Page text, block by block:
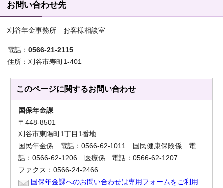
お問い合わせ先
刈谷年金事務所 お客様相談室
電話： 0566-21-2115
住所：刈谷市寿町1-401
このページに関するお問い合わせ
国保年金課
〒448-8501
刈谷市東陽町1丁目1番地
国民年金係 電話：0566-62-1011 国民健康保険係 電
話：0566-62-1206 医療係 電話：0566-62-1207
ファクス：0566-24-2466
国保年金課へのお問い合わせは専用フォームをご利用